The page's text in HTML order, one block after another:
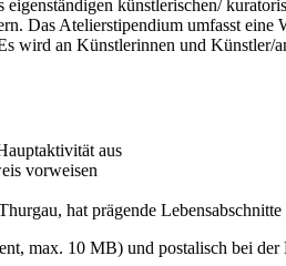
künstlerischen/
Das Atelierstipendium umfasst
wird an Künstlerinnen und
aus
vorweisen
hat prägende
max. 10 MB) und postalisch bei